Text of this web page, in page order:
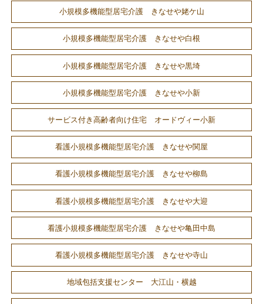
小規模多機能型居宅介護 きなせや姥ケ山
小規模多機能型居宅介護 きなせや白根
小規模多機能型居宅介護 きなせや黒埼
小規模多機能型居宅介護 きなせや小新
サービス付き高齢者向け住宅 オードヴィー小新
看護小規模多機能型居宅介護 きなせや関屋
看護小規模多機能型居宅介護 きなせや柳島
看護小規模多機能型居宅介護 きなせや大迎
看護小規模多機能型居宅介護 きなせや亀田中島
看護小規模多機能型居宅介護 きなせや寺山
地域包括支援センター 大江山・横越